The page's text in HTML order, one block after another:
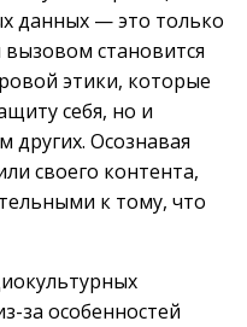
данных — это только
становится
этики, которые
себя, но и
Осознавая
своего контента,
к тому, что
за особенностей